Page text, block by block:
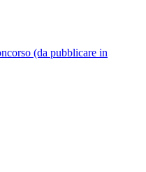
(da pubblicare in